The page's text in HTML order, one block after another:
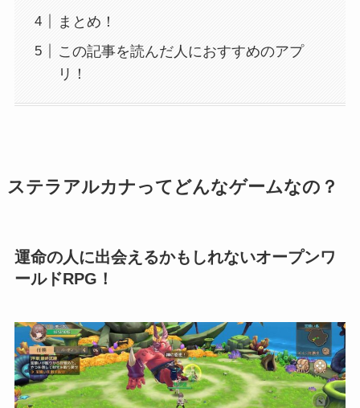
まとめ！
この記事を読んだ人におすすめのアプ
リ！
ステラアルカナってどんなゲームなの？
運命の人に出会えるかもしれないオープンワ
ールドRPG！